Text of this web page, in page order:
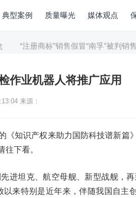
典型案例 质量曝光 媒体观点
“注册商标”销售假冒“南孚”被判销售假
作业机器人将推广应用
来源：
《知识产权来助力国防科技谱新篇
下看。
进坦克、航空母舰、新型战舰，再
来特别是近年来，伴随我国自主